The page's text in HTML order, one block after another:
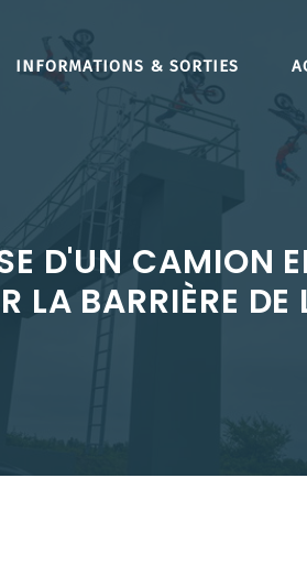
INFORMATIONS & SORTIES
D'UN CAMION
LA BARRIÈRE DE